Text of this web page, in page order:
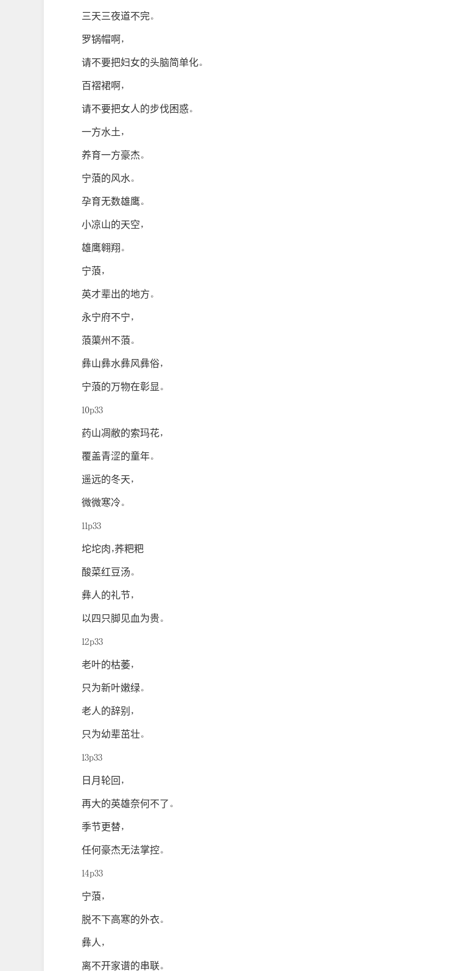
三天三夜道不完。
罗锅帽啊，
请不要把妇女的头脑简单化。
百褶裙啊，
请不要把女人的步伐困惑。
一方水土，
养育一方豪杰。
宁蒗的风水。
孕育无数雄鹰。
小凉山的天空，
雄鹰翱翔。
宁蒗，
英才辈出的地方。
永宁府不宁，
蒗蕖州不蒗。
彝山彝水彝风彝俗，
宁蒗的万物在彰显。
10p33
药山凋敝的索玛花，
覆盖青涩的童年。
遥远的冬天，
微微寒冷。
11p33
坨坨肉，荞粑粑
酸菜红豆汤。
彝人的礼节，
以四只脚见血为贵。
12p33
老叶的枯萎，
只为新叶嫩绿。
老人的辞别，
只为幼辈茁壮。
13p33
日月轮回，
再大的英雄奈何不了。
季节更替，
任何豪杰无法掌控。
14p33
宁蒗，
脱不下高寒的外衣。
彝人，
离不开家谱的串联。